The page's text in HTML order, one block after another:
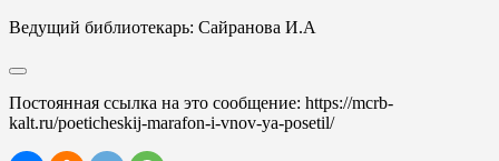
Ведущий библиотекарь: Сайранова И.А
Постоянная ссылка на это сообщение: https://mcrb-
kalt.ru/poeticheskij-marafon-i-vnov-ya-posetil/